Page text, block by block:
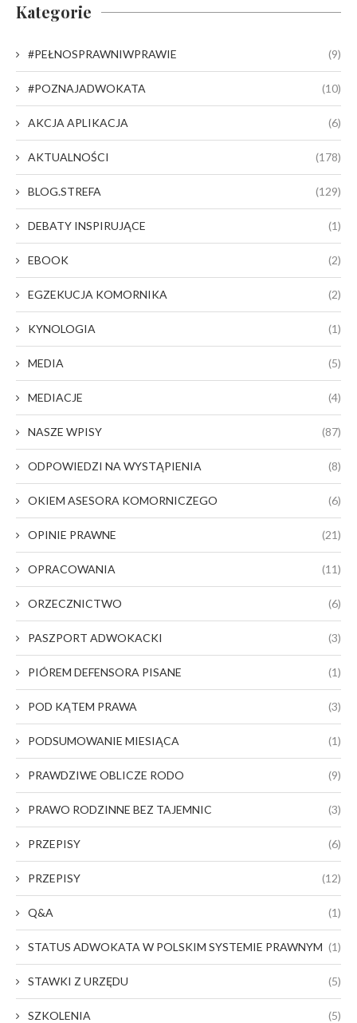
Kategorie
#PEŁNOSPRAWNIWPRAWIE (9)
#POZNAJADWOKATA (10)
AKCJA APLIKACJA (6)
AKTUALNOŚCI (178)
BLOG.STREFA (129)
DEBATY INSPIRUJĄCE (1)
EBOOK (2)
EGZEKUCJA KOMORNIKA (2)
KYNOLOGIA (1)
MEDIA (5)
MEDIACJE (4)
NASZE WPISY (87)
ODPOWIEDZI NA WYSTĄPIENIA (8)
OKIEM ASESORA KOMORNICZEGO (6)
OPINIE PRAWNE (21)
OPRACOWANIA (11)
ORZECZNICTWO (6)
PASZPORT ADWOKACKI (3)
PIÓREM DEFENSORA PISANE (1)
POD KĄTEM PRAWA (3)
PODSUMOWANIE MIESIĄCA (1)
PRAWDZIWE OBLICZE RODO (9)
PRAWO RODZINNE BEZ TAJEMNIC (3)
PRZEPISY (6)
PRZEPISY (12)
Q&A (1)
STATUS ADWOKATA W POLSKIM SYSTEMIE PRAWNYM (1)
STAWKI Z URZĘDU (5)
SZKOLENIA (5)